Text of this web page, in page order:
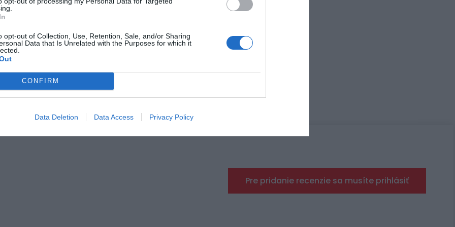
opt-out of Collection, Use, Retention, Sale, and/or Sharing
Data that Is Unrelated with the Purposes for which it
CONFIRM
Data Deletion Data Access Privacy Policy
Veľkosti
-skrátené:K-7, K-8, K-9, K-10, K-11
-dámske:D-6, D-7, D-8
Pre pridanie recenzie sa musíte prihlásiť